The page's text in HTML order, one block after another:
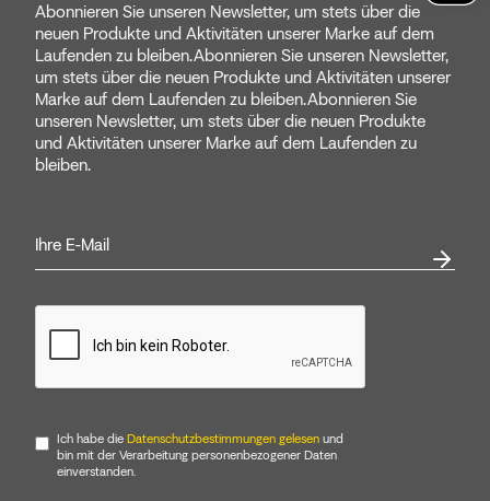
Abonnieren Sie unseren Newsletter, um stets über die
neuen Produkte und Aktivitäten unserer Marke auf dem
Laufenden zu bleiben.Abonnieren Sie unseren Newsletter,
um stets über die neuen Produkte und Aktivitäten unserer
Marke auf dem Laufenden zu bleiben.Abonnieren Sie
unseren Newsletter, um stets über die neuen Produkte
und Aktivitäten unserer Marke auf dem Laufenden zu
bleiben.
Ich habe die Datenschutzbestimmungen gelesen und
bin mit der Verarbeitung personenbezogener Daten
einverstanden.